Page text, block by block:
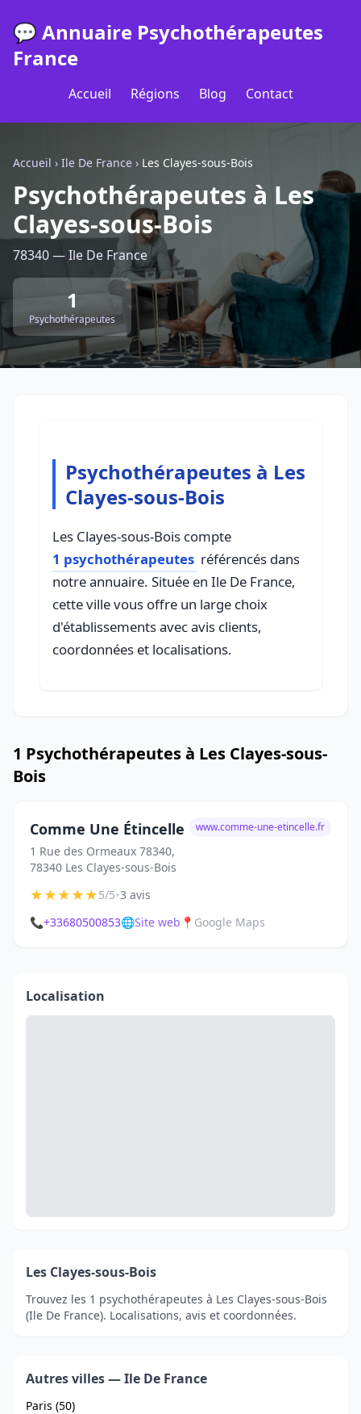
💬 Annuaire Psychothérapeutes
France
Accueil Régions Blog Contact
Accueil › Ile De France › Les Clayes-sous-Bois
Psychothérapeutes à Les
Clayes-sous-Bois
78340 — Ile De France
1
Psychothérapeutes
Psychothérapeutes à Les
Clayes-sous-Bois
Les Clayes-sous-Bois compte
1 psychothérapeutes référencés dans
notre annuaire. Située en Ile De France,
cette ville vous offre un large choix
d'établissements avec avis clients,
coordonnées et localisations.
1 Psychothérapeutes à Les Clayes-sous-
Bois
Comme Une Étincelle
1 Rue des Ormeaux 78340,
78340 Les Clayes-sous-Bois
www.comme-une-etincelle.fr
★★★★★5/5•3 avis
📞+33680500853🌐Site web 📍 Google Maps
Localisation
Les Clayes-sous-Bois
Trouvez les 1 psychothérapeutes à Les Clayes-sous-Bois
(Ile De France). Localisations, avis et coordonnées.
Autres villes — Ile De France
Paris (50)